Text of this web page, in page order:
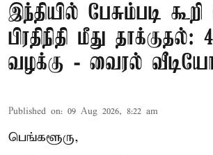
இந்தியில் பேசும்படி
பிரதிநிதி மீது
வழக்கு - வைரல்
Published on: 09 Aug 2026, 8:22 am
பெங்களூரு,